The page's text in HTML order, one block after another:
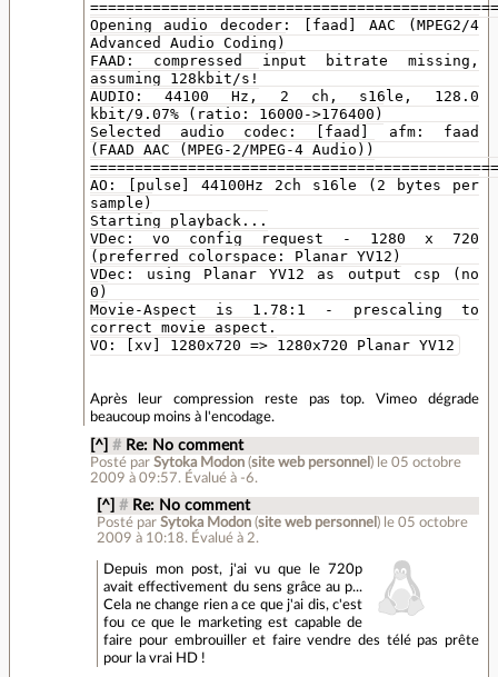
Opening audio decoder: [faad] AAC (MPEG2/4
Advanced Audio Coding)
FAAD: compressed input bitrate missing,
assuming 128kbit/s!
AUDIO: 44100 Hz, 2 ch, s16le, 128.0
kbit/9.07% (ratio: 16000->176400)
Selected audio codec: [faad] afm: faad
(FAAD AAC (MPEG-2/MPEG-4 Audio))
AO: [pulse] 44100Hz 2ch s16le (2 bytes per
sample)
Starting playback...
VDec: vo config request - 1280 x 720
(preferred colorspace: Planar YV12)
VDec: using Planar YV12 as output csp (no
0)
Movie-Aspect is 1.78:1 - prescaling to
correct movie aspect.
VO: [xv] 1280x720 => 1280x720 Planar YV12
Après leur compression reste pas top. Vimeo dégrade
beaucoup moins à l'encodage.
[^] # Re: No comment
Posté par Sytoka Modon(site web personnel ) le 05 octobre
2009 à 09:57. Évalué à -6.
[^] # Re: No comment
Posté parSytoka Modon (site web personnel ) le 05 octobre
2009 à 10:18. Évalué à 2.
Depuis mon post, j'ai vu que le 720p
avait effectivement du sens grâce au p...
Cela ne change rien a ce que j'ai dis, c'est
fou ce que le marketing est capable de
faire pour embrouiller et faire vendre des télé pas prête
pour la vrai HD !